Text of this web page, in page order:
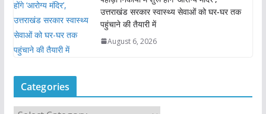
उत्तराखंड सरकार स्वास्थ्य सेवाओं को घर-घर तक
पहुंचाने की तैयारी में
August 6, 2026
Categories